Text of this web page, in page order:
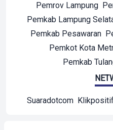
Pemrov Lampung
Pemkab Lampung
Pemkab Pesawaran
Pemkot Kota
Pemkab
Suaradotcom